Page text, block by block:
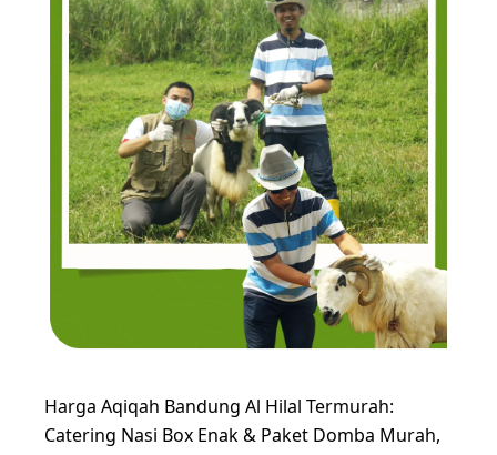
Harga Aqiqah Bandung Al Hilal Termurah:
Catering Nasi Box Enak & Paket Domba Murah,